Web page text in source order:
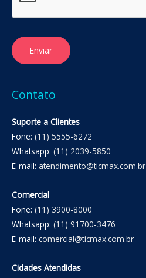
Enviar
Contato
Suporte a Clientes
Fone: (11) 5555-6272
Whatsapp: (11) 2039-5850
E-mail: atendimento@ticmax.com.br
Comercial
Fone: (11) 3900-8000
Whatsapp: (11) 91700-3476
E-mail: comercial@ticmax.com.br
Cidades Atendidas